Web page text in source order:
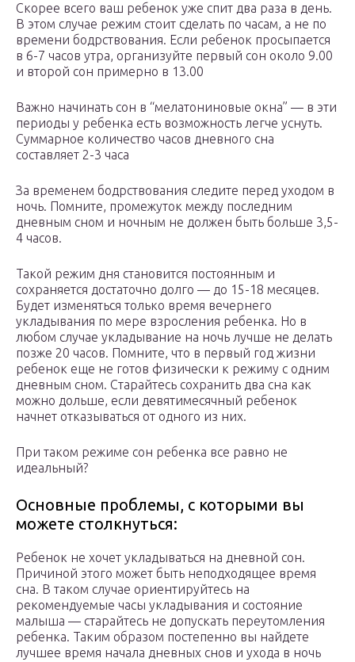
Скорее всего ваш ребенок уже спит два раза в день.
В этом случае режим стоит сделать по часам, а не по
времени бодрствования. Если ребенок просыпается
в 6-7 часов утра, организуйте первый сон около 9.00
и второй сон примерно в 13.00
Важно начинать сон в “мелатониновые окна” — в эти
периоды у ребенка есть возможность легче уснуть.
Суммарное количество часов дневного сна
составляет 2-3 часа
За временем бодрствования следите перед уходом в
ночь. Помните, промежуток между последним
дневным сном и ночным не должен быть больше 3,5-
4 часов.
Такой режим дня становится постоянным и
сохраняется достаточно долго — до 15-18 месяцев.
Будет изменяться только время вечернего
укладывания по мере взросления ребенка. Но в
любом случае укладывание на ночь лучше не делать
позже 20 часов. Помните, что в первый год жизни
ребенок еще не готов физически к режиму с одним
дневным сном. Старайтесь сохранить два сна как
можно дольше, если девятимесячный ребенок
начнет отказываться от одного из них.
При таком режиме сон ребенка все равно не
идеальный?
Основные проблемы, с которыми вы
можете столкнуться:
Ребенок не хочет укладываться на дневной сон.
Причиной этого может быть неподходящее время
сна. В таком случае ориентируйтесь на
рекомендуемые часы укладывания и состояние
малыша — старайтесь не допускать переутомления
ребенка. Таким образом постепенно вы найдете
лучшее время начала дневных снов и ухода в ночь